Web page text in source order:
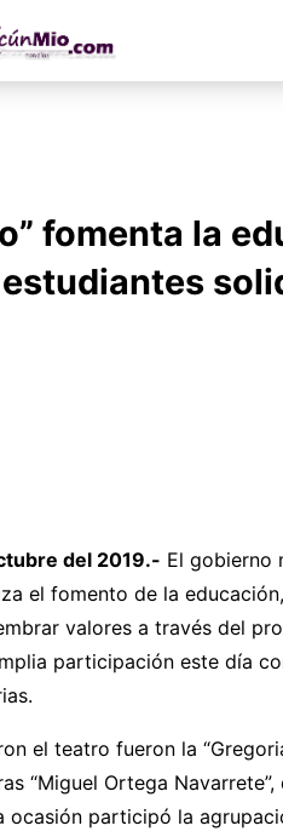
fomenta la
del 2019.- El gobierno
el fomento de la
valores a través del
participación este día
el teatro fueron la
“Miguel Ortega Navarrete”,
ocasión participó la